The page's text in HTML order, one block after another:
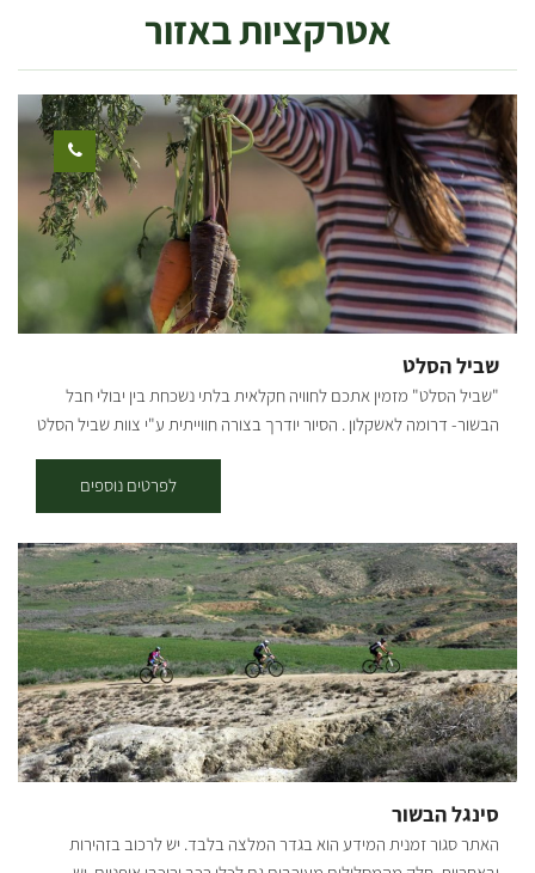
אטרקציות באזור
שביל הסלט
"שביל הסלט" מזמין אתכם לחוויה חקלאית בלתי נשכחת בין יבולי חבל
הבשור- דרומה לאשקלון . הסיור יודרך בצורה חווייתית ע"י צוות שביל הסלט
שרי צבעוני - איך העגבנייה מטפסת למעלה ומה עושות שם דבורים ענקיות.
נבקר בחממת הייטק עם הדברה ביולוגית ונטעם מהפרי. מרוץ יוני דואר -
בעקבות סיפרו של מאיר שלו -"יונה ונער" נשמע על הסיפור המשפחתי
המסופר בספר- ונשלח יוני דואר. משק תבלינים - נבקר בחממה של
תבלינים שונים , תבלינים ירוקים מתבלים לא רק מאכלים לא גם סיפורים
ואגדות נמולל נריח ונטעם עשרות סוגי תבלינים פרחים אכילים וצמחי
מרפא. שדה גזר צבעוני - נאסוף גזר בשלל צבעים ואף ניקח אחדים הביתה.
לפרטים נוספים
סינגל הבשור
האתר סגור זמנית המידע הוא בגדר המלצה בלבד. יש לרכוב בזהירות